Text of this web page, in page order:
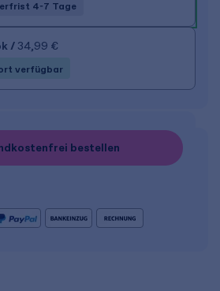
4-7 Tage
/ 34,99 €
verfügbar
bestellen